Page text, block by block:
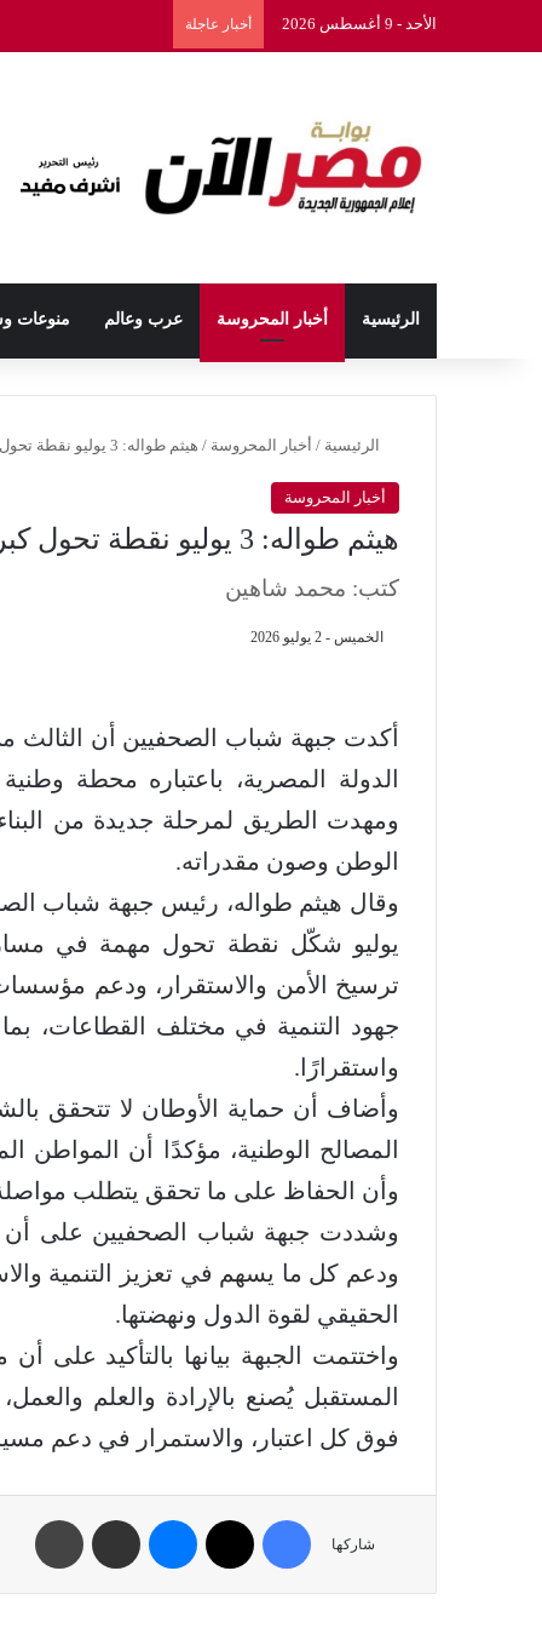
الأحد - 9 أغسطس 2026 أخبار عاجلة
الرئيسية أخبار المحروسة عرب وعالم منوعات
الرئيسية / أخبار المحروسة / هيثم طواله: 3 يوليو نقطة تحول كبري في مسيرة الوطن نحو الاستقرار والتنمية
أخبار المحروسة
هيثم طواله: 3 يوليو نقطة تحول كبري في مسيرة الوطن نحو الاستقرار والتنمية
كتب: محمد شاهين
الخميس - 2 يوليو 2026
أكدت جبهة شباب الصحفيين أن الثالث
الدولة المصرية، باعتباره محطة
ومهدت الطريق لمرحلة جديدة من
الوطن وصون مقدراته.
وقال هيثم طواله، رئيس جبهة شباب
يوليو شكّل نقطة تحول مهمة في
ترسيخ الأمن والاستقرار، ودعم
جهود التنمية في مختلف القطاعات،
واستقرارًا.
وأضاف أن حماية الأوطان لا تتحقق
المصالح الوطنية، مؤكدًا أن
وأن الحفاظ على ما تحقق يتطلب
وشددت جبهة شباب الصحفيين على أن
ودعم كل ما يسهم في تعزيز التنمية
الحقيقي لقوة الدول ونهضتها.
واختتمت الجبهة بيانها بالتأكيد
المستقبل يُصنع بالإرادة والعلم
فوق كل اعتبار، والاستمرار في دعم
شاركها